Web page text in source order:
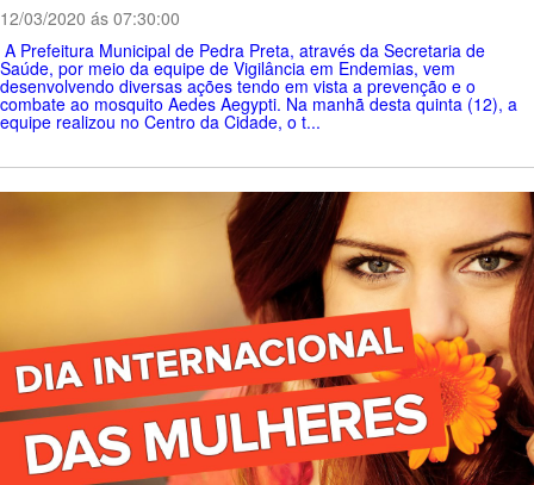
12/03/2020 ás 07:30:00
A Prefeitura Municipal de Pedra Preta, através da Secretaria de
Saúde, por meio da equipe de Vigilância em Endemias, vem
desenvolvendo diversas ações tendo em vista a prevenção e o
combate ao mosquito Aedes Aegypti. Na manhã desta quinta (12), a
equipe realizou no Centro da Cidade, o t...